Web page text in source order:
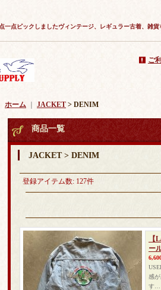
一点ピックしましたヴィンテージ、レギュラー古着、雑貨
ご
ホーム JACKET > DENIM
商品一覧
JACKET > DENIM
登録アイテム数: 127件
【
ー
感
す…